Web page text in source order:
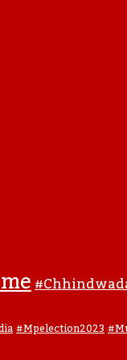
#mpelection2023